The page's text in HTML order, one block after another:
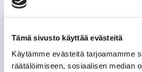
Tämä sivusto käyttää evästeitä
Käytämme evästeitä tarjoamamme
räätälöimiseen, sosiaalisen median
hallitsivat peliä HPK:n
kotijoukkueen oli todella vaikea
päälle todellisen hurmoshengen,
näkymättä tulostaululla. Christian
eteen päätöserässä yhdeksän